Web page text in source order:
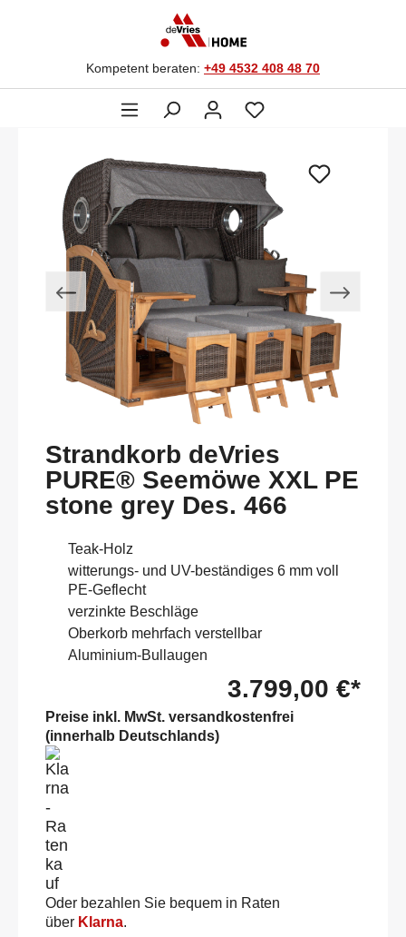
Kompetent beraten: +49 4532 408 48 70
Strandkorb deVries
PURE® Seemöwe XXL PE
stone grey Des. 466
Teak-Holz
witterungs- und UV-beständiges 6 mm voll
PE-Geflecht
verzinkte Beschläge
Oberkorb mehrfach verstellbar
Aluminium-Bullaugen
3.799,00 €*
Preise inkl. MwSt. versandkostenfrei
(innerhalb Deutschlands)
Oder bezahlen Sie bequem in Raten
über Klarna.